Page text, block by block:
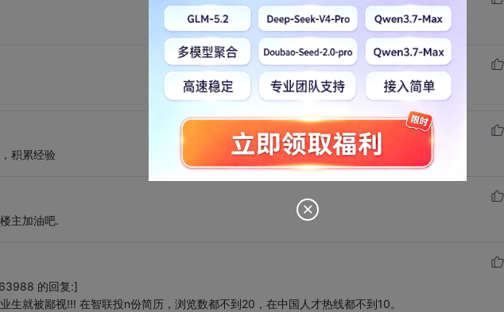
积累经验
主加油吧.
的回复:]
生就被鄙视!!! 在智联投n份简历，浏览数都不到20，在中国人才热线都不到10。